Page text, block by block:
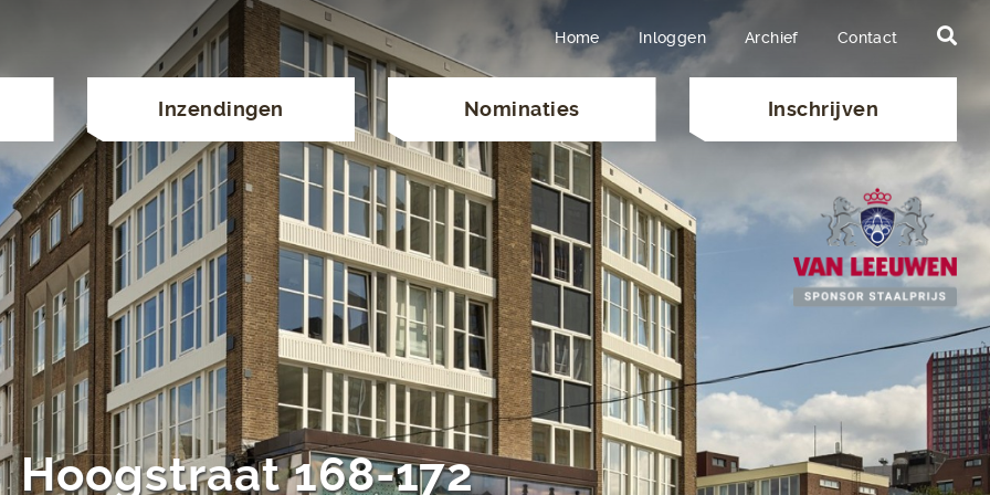
Inzendingen Nominaties Inschrijven
Home Inloggen Archief Contact
Hoogstraat 168-172